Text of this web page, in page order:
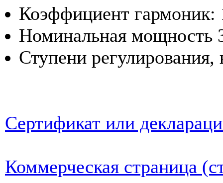
Коэффициент гармоник:
Номинальная мощность
Ступени регулирования,
Сертификат или
Коммерческая страница